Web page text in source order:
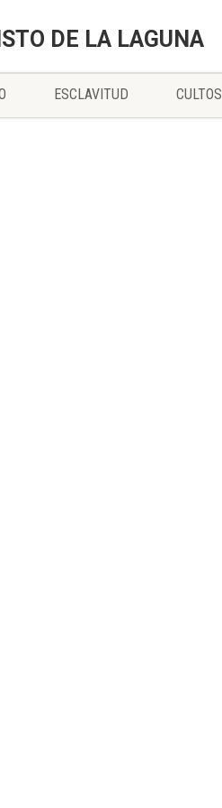
DE LA LAGUNA
ESCLAVITUD CULTOS